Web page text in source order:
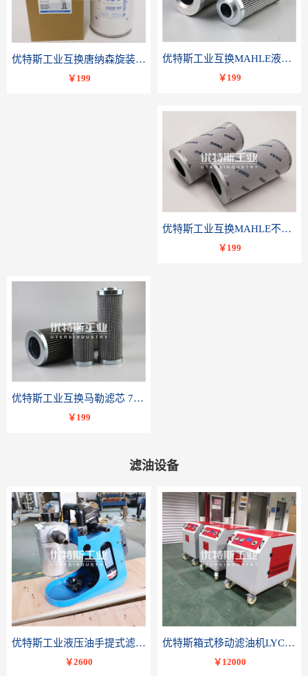
优特斯工业互换唐纳森旋装滤芯J8630359
￥199
优特斯工业互换MAHLE液压滤芯PI 3230 PSV ST 10 PI3230SMXVST10
￥199
优特斯工业互换MAHLE不锈钢液压油滤芯PI23040RNPS10
￥199
优特斯工业互换马勒滤芯 77681075PI8508 DRG 100
￥199
滤油设备
优特斯工业液压油手提式滤油机BLYJ系列液压油润滑油便携轻便小流量精密过滤
￥2600
优特斯箱式移动滤油机LYC-C系列变压器油润滑油滤油小车
￥12000